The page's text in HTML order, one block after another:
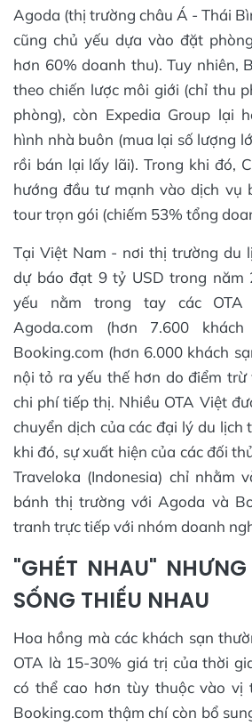
Agoda (thị trường châu Á - Thái
cũng chủ yếu dựa vào đặt
hơn 60% doanh thu). Tuy nhiên,
theo chiến lược môi giới (chỉ thu
phòng), còn Expedia Group lại
hình nhà buôn (mua lại số lượng
rồi bán lại lấy lãi). Trong khi đó,
hướng đầu tư mạnh vào dịch vụ
tour trọn gói (chiếm 53% tổng
Tại Việt Nam - nơi thị trường du
dự báo đạt 9 tỷ USD trong năm
yếu nằm trong tay các OTA
Agoda.com (hơn 7.600
Booking.com (hơn 6.000 khách
nội tỏ ra yếu thế hơn do điểm
chi phí tiếp thị. Nhiều OTA Việt
chuyển dịch của các đại lý du lịch
khi đó, sự xuất hiện của các đối
Traveloka (Indonesia) chỉ nhằm
bánh thị trường với Agoda và
tranh trực tiếp với nhóm doanh
"GHÉT NHAU"
SỐNG THIẾU NHAU
Hoa hồng mà các khách sạn
OTA là 15-30% giá trị của thời
có thể cao hơn tùy thuộc vào vị
Booking.com thậm chí còn bổ